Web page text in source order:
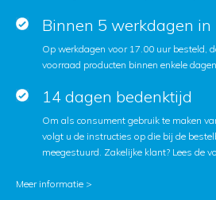
Binnen 5 werkdagen in
Op werkdagen voor 17.00 uur besteld,
voorraad producten binnen enkele
14 dagen bedenktijd
Om als consument gebruik te maken
volgt u de instructies op die bij de
meegestuurd. Zakelijke klant? Lees de
Meer informatie >